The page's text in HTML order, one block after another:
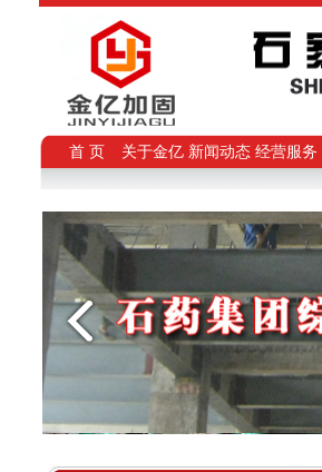
首 页 关于金亿 新闻动态 经营服务